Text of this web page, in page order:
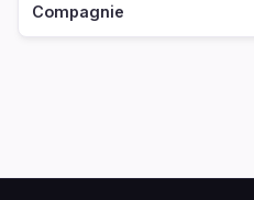
Compagnie